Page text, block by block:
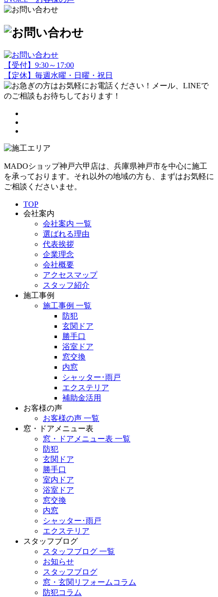
【受付】9:30～17:00
【定休】毎週水曜・日曜・祝日
MADOショップ神戸六甲店は、兵庫県神戸市を中心に施工
を承っております。それ以外の地域の方も、まずはお気軽に
ご相談くださいませ。
TOP
会社案内
会社案内 一覧
選ばれる理由
代表挨拶
企業理念
会社概要
アクセスマップ
スタッフ紹介
施工事例
施工事例 一覧
防犯
玄関ドア
勝手口
浴室ドア
窓交換
内窓
シャッター･雨戸
エクステリア
補助金活用
お客様の声
お客様の声 一覧
窓・ドアメニュー表
窓・ドアメニュー表 一覧
防犯
玄関ドア
勝手口
室内ドア
浴室ドア
窓交換
内窓
シャッター･雨戸
エクステリア
スタッフブログ
スタッフブログ 一覧
お知らせ
スタッフブログ
窓・玄関リフォームコラム
防犯コラム